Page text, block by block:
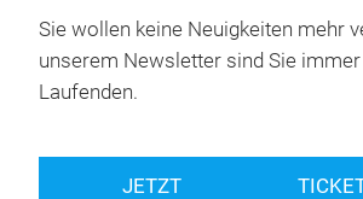
Sie wollen keine Neuigkeiten mehr
unserem Newsletter sind Sie
Laufenden.
JETZT